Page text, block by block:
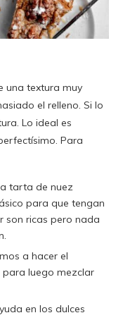
una textura muy
el relleno. Si lo
Lo ideal es
Para
tarta de nuez
para que tengan
son ricas pero nada
a hacer el
luego mezclar
en los dulces